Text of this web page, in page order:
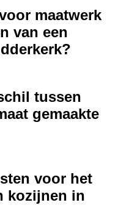
maatwerk
van een
tussen
gemaakte
voor het
kozijnen in